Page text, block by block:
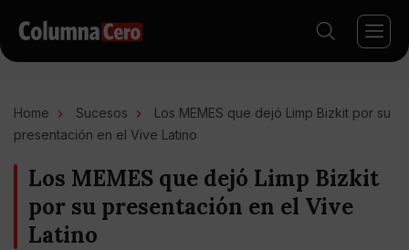
Home Sucesos
Los MEMES que dejó Limp Bizkit por su
presentación en el Vive Latino
Los MEMES que dejó Limp Bizkit
por su presentación en el Vive
Latino